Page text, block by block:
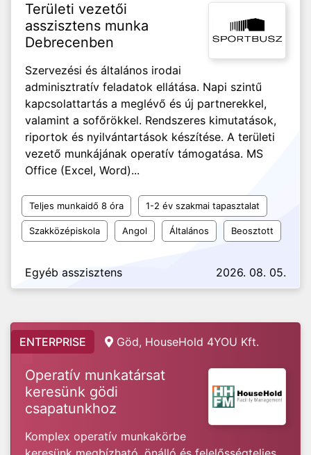
Területi vezetői
asszisztens munka
Debrecenben
Szervezési és általános irodai
adminisztratív feladatok ellátása. Napi szintű
kapcsolattartás a meglévő és új partnerekkel,
valamint a sofőrökkel. Rendszeres kimutatások,
riportok és nyilvántartások készítése. A területi
vezető munkájának operatív támogatása. MS
Office (Excel, Word)...
Teljes munkaidő 8 óra 1-2 év szakmai tapasztalat
Szakközépiskola Angol Általános Beosztott
Egyéb asszisztens 2026. 08. 05.
ENTERPRISE Göd, HouseHold 4YOU Kft.
Operatív munkatársat
keresünk gödi
csapatunkhoz
Komplex operatív munkakörbe